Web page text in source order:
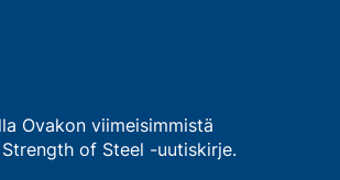
Ovakon viimeisimmistä
Strength of Steel -uutiskirje.